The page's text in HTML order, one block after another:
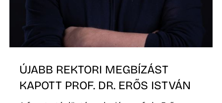
ÚJABB REKTORI MEGBÍZÁST
KAPOTT PROF. DR. ERŐS ISTVÁN